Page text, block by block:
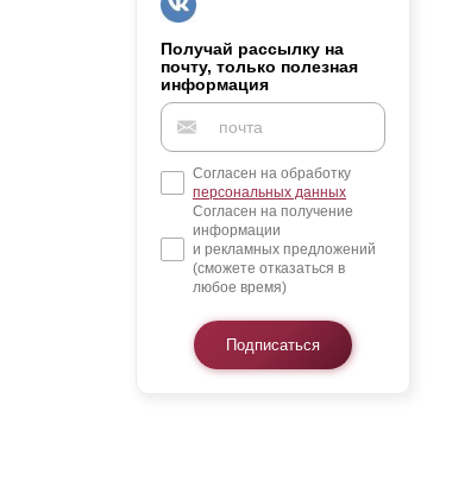
Получай рассылку на
почту, только полезная
информация
Согласен на обработку
персональных данных
Согласен на получение
информации
и рекламных предложений
(сможете отказаться в
любое время)
Подписаться